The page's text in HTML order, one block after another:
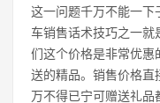
这一问题千万不能一下
车销售话术技巧之一就
们这个价格是非常优惠
送的精品。销售价格直
万不得已宁可赠送礼品